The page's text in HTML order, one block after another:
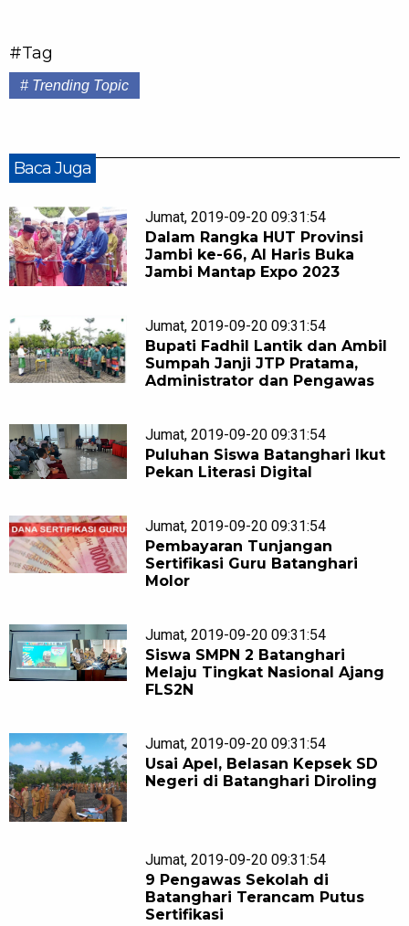
#Tag
# Trending Topic
Baca Juga
Jumat, 2019-09-20 09:31:54
Dalam Rangka HUT Provinsi
Jambi ke-66, Al Haris Buka
Jambi Mantap Expo 2023
Jumat, 2019-09-20 09:31:54
Bupati Fadhil Lantik dan Ambil
Sumpah Janji JTP Pratama,
Administrator dan Pengawas
Jumat, 2019-09-20 09:31:54
Puluhan Siswa Batanghari Ikut
Pekan Literasi Digital
Jumat, 2019-09-20 09:31:54
Pembayaran Tunjangan
Sertifikasi Guru Batanghari
Molor
Jumat, 2019-09-20 09:31:54
Siswa SMPN 2 Batanghari
Melaju Tingkat Nasional Ajang
FLS2N
Jumat, 2019-09-20 09:31:54
Usai Apel, Belasan Kepsek SD
Negeri di Batanghari Diroling
Jumat, 2019-09-20 09:31:54
9 Pengawas Sekolah di
Batanghari Terancam Putus
Sertifikasi